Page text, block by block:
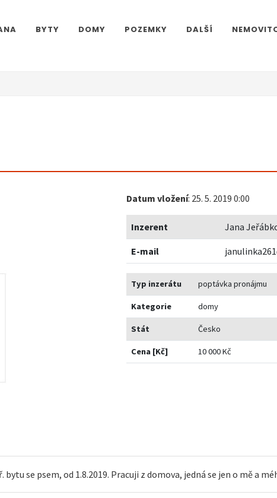
BYTY DOMY POZEMKY DALŠÍ
Datum vložení: 25. 5. 2019 0:00
Inzerent Jana
E-mail
Typ inzerátu poptávka pronájmu
Kategorie domy
Stát Česko
Cena [Kč] 10 000 Kč
se psem, od 1.8.2019. Pracuji z domova, jedná se jen o mě a